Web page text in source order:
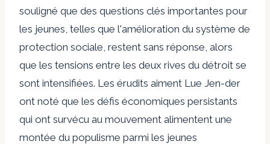
souligné que des questions clés importantes pour
les jeunes, telles que l'amélioration du système de
protection sociale, restent sans réponse, alors
que les tensions entre les deux rives du détroit se
sont intensifiées. Les érudits aiment Lue Jen-der
ont noté que les défis économiques persistants
qui ont survécu au mouvement alimentent une
montée du populisme parmi les jeunes